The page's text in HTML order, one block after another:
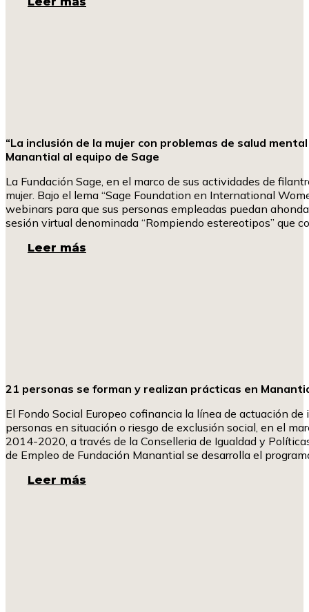
“La inclusión de la mujer con problemas de salud
Manantial al equipo de Sage
La Fundación Sage, en el marco de sus actividades de
mujer. Bajo el lema “Sage Foundation en International
webinars para que sus personas empleadas puedan
sesión virtual denominada “Rompiendo estereotipos” que
Leer más
21 personas se forman y realizan prácticas en
El Fondo Social Europeo cofinancia la línea de actuación
personas en situación o riesgo de exclusión social, en el
2014-2020, a través de la Conselleria de Igualdad y
de Empleo de Fundación Manantial se desarrolla el
Leer más